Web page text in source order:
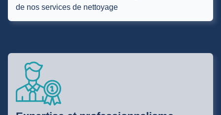
de nos services de nettoyage
Expertise et professionnalisme
garantis